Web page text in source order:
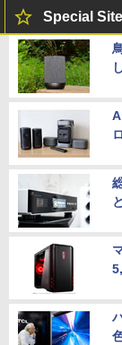
Special Site